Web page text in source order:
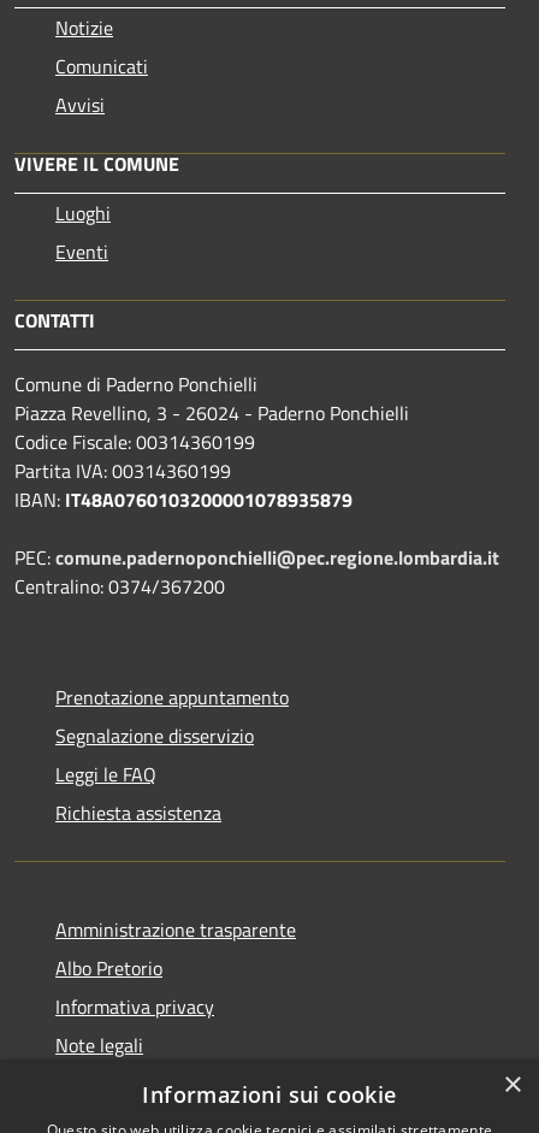
Notizie
Comunicati
Avvisi
VIVERE IL COMUNE
Luoghi
Eventi
CONTATTI
Comune di Paderno Ponchielli
Piazza Revellino, 3 - 26024 - Paderno Ponchielli
Codice Fiscale: 00314360199
Partita IVA: 00314360199
IBAN: IT48A0760103200001078935879
PEC:comune.padernoponchielli@pec.regione.lombardia.it
Centralino: 0374/367200
Prenotazione appuntamento
Segnalazione disservizio
Leggi le FAQ
Richiesta assistenza
Amministrazione trasparente
Albo Pretorio
Informativa privacy
Note legali
Dichiarazione di accessibilità 2025 ×
Informazioni sui cookie